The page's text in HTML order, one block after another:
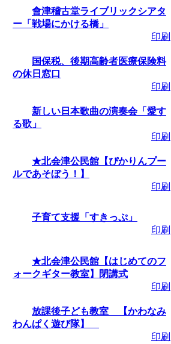
會津稽古堂ライブリックシアタ
ー「戦場にかける橋」
印刷
国保税、後期高齢者医療保険料
の休日窓口
印刷
新しい日本歌曲の演奏会「愛す
る歌」
印刷
★北会津公民館【ぴかりんプー
ルであそぼう！】
印刷
子育て支援「すきっぷ」
印刷
★北会津公民館【はじめてのフ
ォークギター教室】閉講式
印刷
放課後子ども教室 【かわなみ
わんぱく遊び隊】
印刷